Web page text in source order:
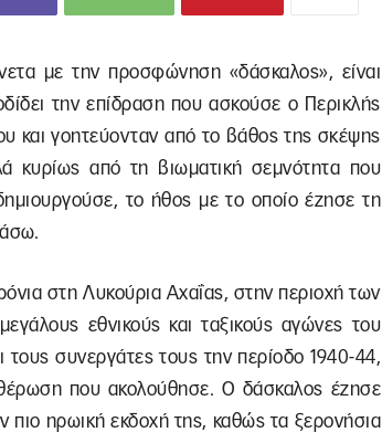
με την προσφώνηση «δάσκαλος», είναι
την επίδραση που ασκούσε ο Περικλής
και γοητεύονταν από το βάθος της σκέψης
κυρίως από τη βιωματική σεμνότητα που
το ήθος με το οποίο έζησε τη
στη Λυκούρια Αχαΐας, στην περιοχή των
εθνικούς και ταξικούς αγώνες του
τους συνεργάτες τους την περίοδο 1940-44,
που ακολούθησε. Ο δάσκαλος έζησε
πιο ηρωική εκδοχή της, καθώς τα ξερονήσια